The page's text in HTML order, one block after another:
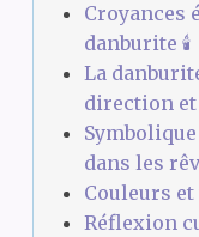
Croyances
danburite 🕯️
La
direction et
dans les
Couleurs
Réflexion